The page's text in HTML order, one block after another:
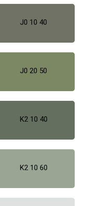
J0 10 40
J0 20 50
K2 10 40
K2 10 60